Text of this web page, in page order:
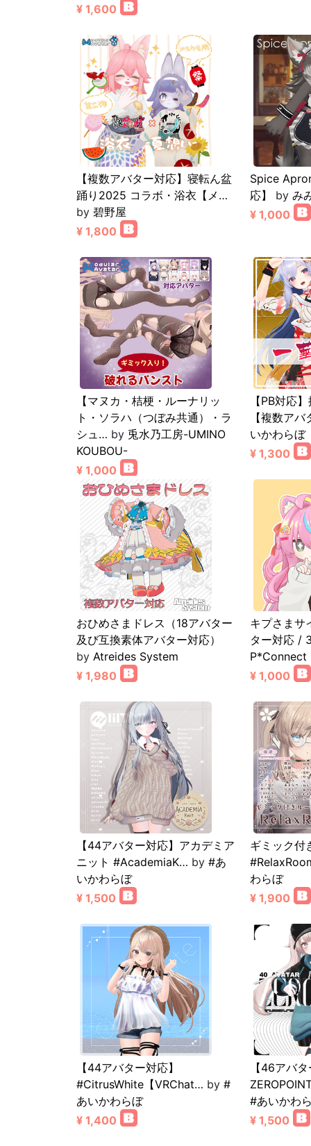
¥ 1,600
【複数アバター対応】寝転ん盆
踊り2025 コラボ・浴衣【メ…
by 碧野屋
¥ 1,800
Spice
応】
by み
¥ 1,000
【マヌカ・桔梗・ルーナリッ
ト・ソラハ（つぼみ共通）・ラ
シュ… by 兎水乃工房-UMINO
KOUBOU-
¥ 1,000
【PB対応
【複数ア
いかわらぼ
¥ 1,300
おひめさまドレス（18アバター
及び互換素体アバター対応）
by Atreides System
¥ 1,980
キプさまサ
ター対応 /
P*Connect
¥ 1,000
【44アバター対応】アカデミア
ニット #AcademiaK… by #あ
いかわらぼ
¥ 1,500
ギミック付
わらぼ
¥ 1,900
【44アバター対応】
#CitrusWhite【VRChat… by #
あいかわらぼ
¥ 1,400
【46アバ
#あいかわ
¥ 1,500